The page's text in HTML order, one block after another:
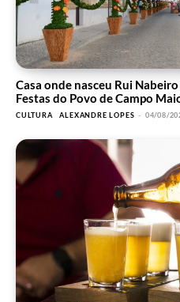
Casa onde nasceu Rui
Festas do Povo de Campo
CULTURA ALEXANDRE LOPES - 04/08/